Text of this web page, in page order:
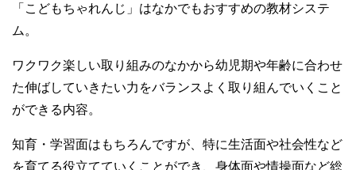
「こどもちゃれんじ」はなかでもおすすめの教材システ
ム。
ワクワク楽しい取り組みのなかから幼児期や年齢に合わせ
た伸ばしていきたい力をバランスよく取り組んでいくこと
ができる内容。
知育・学習面はもちろんですが、特に生活面や社会性など
を育てる役立てていくことができ、身体面や情操面など総